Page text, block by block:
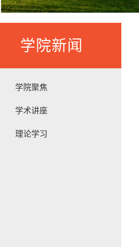
学院新闻
学院聚焦
学术讲座
理论学习